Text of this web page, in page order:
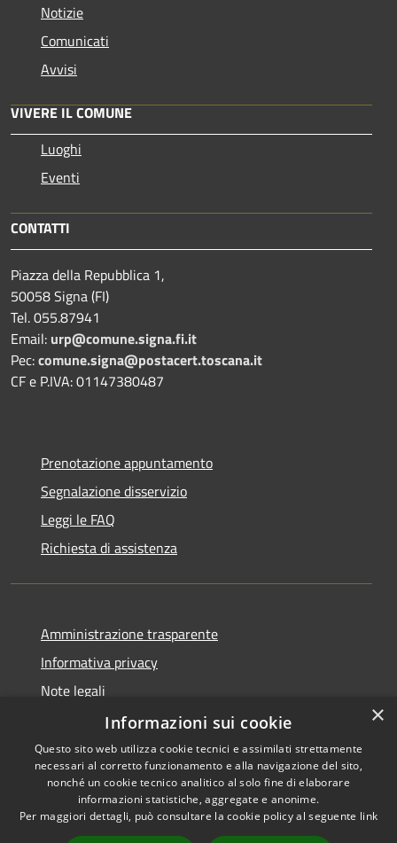
Notizie
Comunicati
Avvisi
VIVERE IL COMUNE
Luoghi
Eventi
CONTATTI
Piazza della Repubblica 1,
50058 Signa (FI)
Tel. 055.87941
Email: urp@comune.signa.fi.it
Pec:comune.signa@postacert.toscana.it
CF e P.IVA: 01147380487
Prenotazione appuntamento
Segnalazione disservizio
Leggi le FAQ
Richiesta di assistenza
Amministrazione trasparente
Informativa privacy
Note legali
Dichiarazione di accessibilità
RSS
Accessibilità
Copyright © 2026 • Comune di
Signa • Powered by
×
Informazioni sui cookie
Questo sito web utilizza cookie tecnici e assimilati strettamente
necessari al corretto funzionamento e alla navigazione del sito,
nonché un cookie tecnico analitico al solo fine di elaborare
informazioni statistiche, aggregate e anonime.
Per maggiori dettagli, può consultare la cookie policy al seguente link